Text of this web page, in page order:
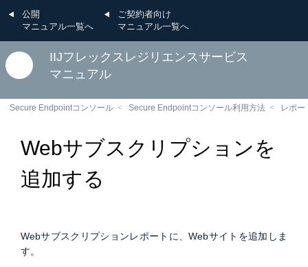
公開
マニュアル一覧へ
ご契約者向け
マニュアル一覧へ
IIJフレックスレジリエンスサービス
マニュアル
Secure Endpointコンソール Secure Endpointコンソール利用方法 レポー
Webサブスクリプションを
追加する
Webサブスクリプションレポートに、Webサイトを追加しま
す。